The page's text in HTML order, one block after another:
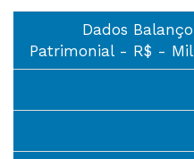
Dados Balanço
Patrimonial - R$ - Mil